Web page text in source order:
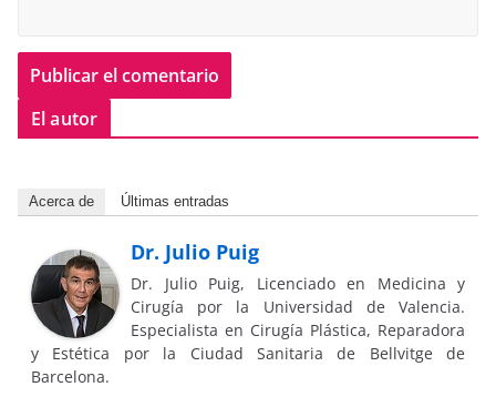
El autor
Acerca de Últimas entradas
Dr. Julio Puig
Dr. Julio Puig, Licenciado en Medicina y
Cirugía por la Universidad de Valencia.
Especialista en Cirugía Plástica, Reparadora
y Estética por la Ciudad Sanitaria de Bellvitge de
Barcelona.